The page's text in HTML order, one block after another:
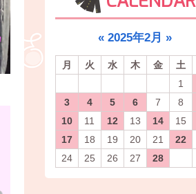
« 2025年2月 »
月 火 水 木 金 土
1
3
4 5 6 7 8
10
11 12 13 14 15
17
18 19 20 21 22
24
25 26 27 28